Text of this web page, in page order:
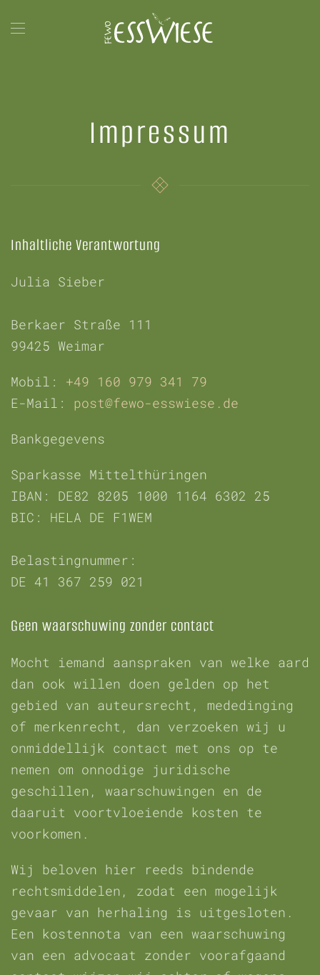
Terug naar hoofdinhoud
Impressum
Inhaltliche Verantwortung
Julia Sieber
Berkaer Straße 111
99425 Weimar
Mobil:
+49 160 979 341 79
E-Mail:
post@fewo-esswiese.de
Bankgegevens
Sparkasse Mittelthüringen
IBAN: DE82 8205 1000 1164 6302 25
BIC: HELA DE F1WEM
Belastingnummer:
DE 41 367 259 021
Geen waarschuwing zonder contact
Mocht iemand aanspraken van welke aard
dan ook willen doen gelden op het
gebied van auteursrecht, mededinging
of merkenrecht, dan verzoeken wij u
onmiddellijk contact met ons op te
nemen om onnodige juridische
geschillen, waarschuwingen en de
daaruit voortvloeiende kosten te
voorkomen.
Wij beloven hier reeds bindende
rechtsmiddelen, zodat een mogelijk
gevaar van herhaling is uitgesloten.
Een kostennota van een waarschuwing
van een advocaat zonder voorafgaand